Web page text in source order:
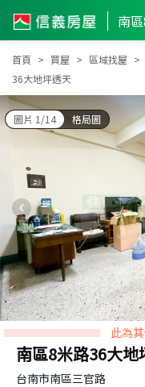
首頁 買屋 區域找屋
36大地坪透天
圖片 1/14 格局圖
此為
南區8米路36大地
台南市南區三官路